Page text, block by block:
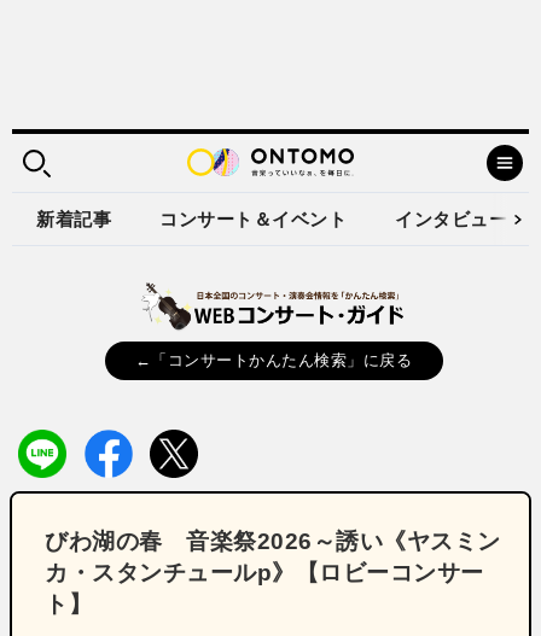
新着記事 コンサート＆イベント インタビュー
←「コンサートかんたん検索」に戻る
びわ湖の春 音楽祭2026～誘い《ヤスミン
カ・スタンチュールp》【ロビーコンサー
ト】